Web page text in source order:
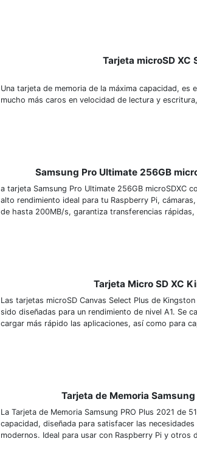
Tarjeta microSD XC
Una tarjeta de memoria de la máxima capacidad,
mucho más caros en velocidad de lectura y
Samsung Pro Ultimate 256GB
a tarjeta Samsung Pro Ultimate 256GB microSDXC
alto rendimiento ideal para tu Raspberry Pi,
de hasta 200MB/s, garantiza transferencias
Tarjeta Micro SD XC
Las tarjetas microSD Canvas Select Plus de
sido diseñadas para un rendimiento de nivel A1. Se
cargar más rápido las aplicaciones, así como para
Tarjeta de Memoria
La Tarjeta de Memoria Samsung PRO Plus 2021 de
capacidad, diseñada para satisfacer las
modernos. Ideal para usar con Raspberry Pi y